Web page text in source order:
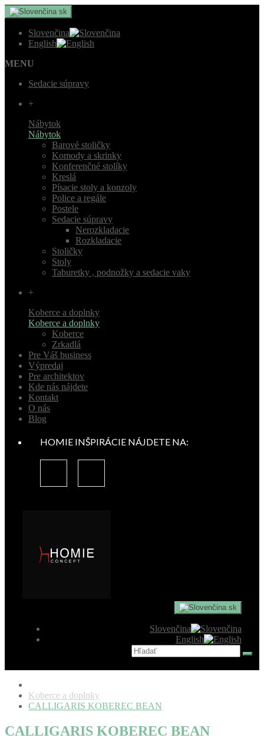
sk
Slovenčina
English
MENU
Sedacie súpravy
+
Nábytok
Nábytok
Barové stoličky
Komody a skrinky
Konferenčné stolíky
Kreslá
Písacie stoly a konzoly
Police a regále
Postele
Sedacie súpravy
Nerozkladacie
Rozkladacie
Stoličky
Stoly
Taburetky , podnožky a sedacie vaky
+
Koberce a doplnky
Koberce a doplnky
Koberce
Zrkadlá
Pre Váš business
Výpredaj
Pre architektov
Kde nás nájdete
Kontakt
O nás
Blog
HOMIE INŠPIRÁCIE NÁJDETE NA:
sk
Slovenčina
English
Koberce a doplnky
CALLIGARIS KOBEREC BEAN
CALLIGARIS KOBEREC BEAN